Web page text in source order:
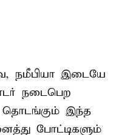
நமீபியா இடையே
நடைபெற
தொடங்கும் இந்த
போட்டிகளும்